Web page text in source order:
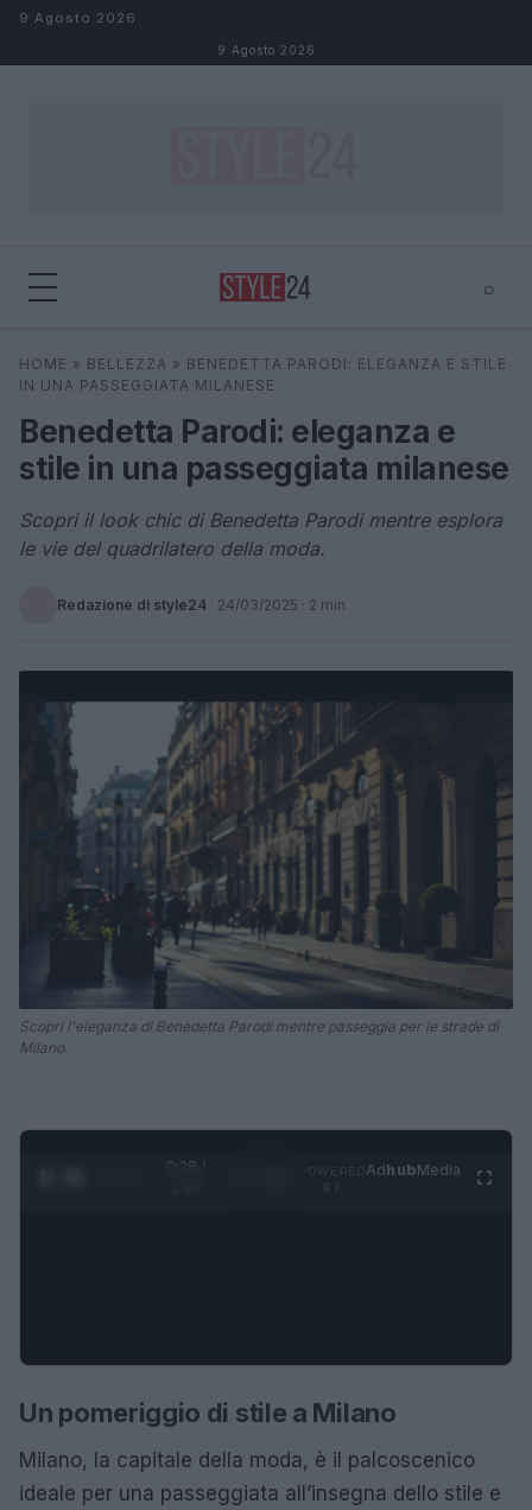
Salta al contenuto
9 Agosto 2026
9 Agosto 2026
⌕
Cerca ⌕ ×
HOME » BELLEZZA » BENEDETTA PARODI: ELEGANZA E STILE
IN UNA PASSEGGIATA MILANESE
Benedetta Parodi: eleganza e
stile in una passeggiata milanese
Scopri il look chic di Benedetta Parodi mentre esplora
le vie del quadrilatero della moda.
Redazione di style24 · 24/03/2025 · 2 min
Scopri l'eleganza di Benedetta Parodi mentre passeggia per le strade di
Milano.
0:29 /
AdhubMedia
Un pomeriggio di stile a Milano
Milano, la capitale della moda, è il palcoscenico
ideale per una passeggiata all’insegna dello stile e